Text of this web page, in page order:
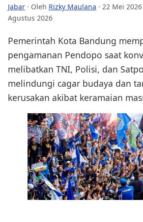
Jabar · Oleh Rizky Maulana · 22 Mei 2026
Agustus 2026
Pemerintah Kota Bandung
pengamanan Pendopo saat
melibatkan TNI, Polisi, dan
melindungi cagar budaya dan
kerusakan akibat keramaian